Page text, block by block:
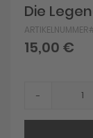
Skip
to
the
beginning
of
Die
ARTIKELNUMMER
15,00 €
-